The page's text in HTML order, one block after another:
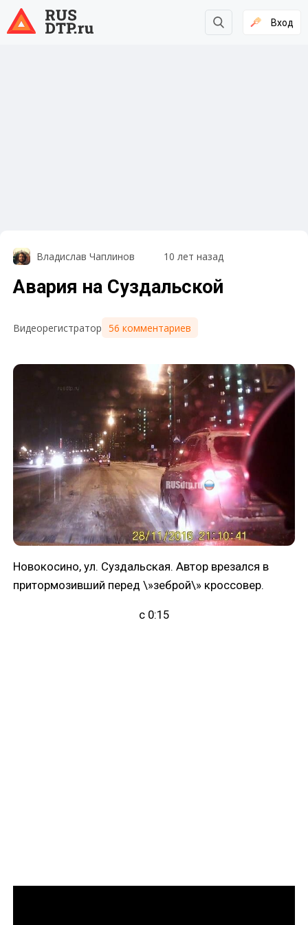
Вход
Владислав Чаплинов 10 лет назад
Авария на Суздальской
Видеорегистратор 56 комментариев
Новокосино, ул. Суздальская. Автор врезался в
притормозивший перед \»зеброй\» кроссовер.
с 0:15